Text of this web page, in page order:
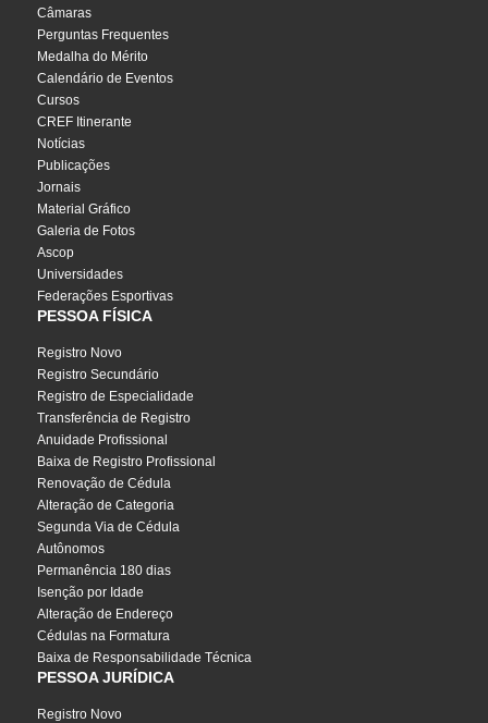
Câmaras
Perguntas Frequentes
Medalha do Mérito
Calendário de Eventos
Cursos
CREF Itinerante
Notícias
Publicações
Jornais
Material Gráfico
Galeria de Fotos
Ascop
Universidades
Federações Esportivas
PESSOA FÍSICA
Registro Novo
Registro Secundário
Registro de Especialidade
Transferência de Registro
Anuidade Profissional
Baixa de Registro Profissional
Renovação de Cédula
Alteração de Categoria
Segunda Via de Cédula
Autônomos
Permanência 180 dias
Isenção por Idade
Alteração de Endereço
Cédulas na Formatura
Baixa de Responsabilidade Técnica
PESSOA JURÍDICA
Registro Novo